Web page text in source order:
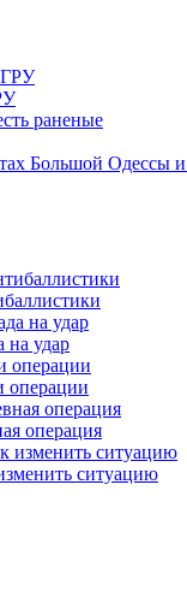
раненые
Большой Одессы
на удар
операции
операция
ситуацию